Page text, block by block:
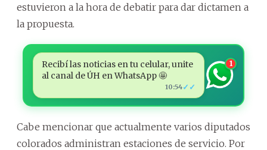
estuvieron a la hora de debatir para dar dictamen a
la propuesta.
Recibí las noticias en tu celular, unite
al canal de ÚH en WhatsApp 🤩
10:54✓✓
1
Cabe mencionar que actualmente varios diputados
colorados administran estaciones de servicio. Por